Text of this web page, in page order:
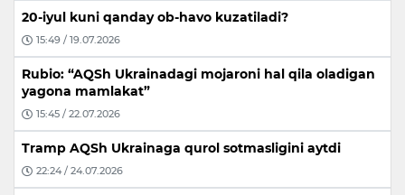
20-iyul kuni qanday ob-havo kuzatiladi?
15:49 / 19.07.2026
Rubio: “AQSh Ukrainadagi mojaroni hal qila oladigan
yagona mamlakat”
15:45 / 22.07.2026
Tramp AQSh Ukrainaga qurol sotmasligini aytdi
22:24 / 24.07.2026